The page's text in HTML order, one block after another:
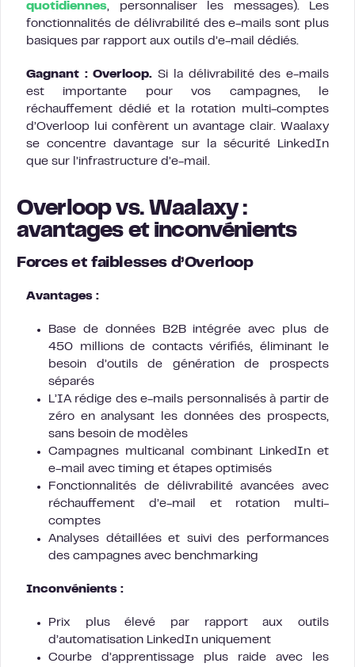
quotidiennes, personnaliser les messages). Les
fonctionnalités de délivrabilité des e-mails sont plus
basiques par rapport aux outils d’e-mail dédiés.
Gagnant : Overloop. Si la délivrabilité des e-mails
est importante pour vos campagnes, le
réchauffement dédié et la rotation multi-comptes
d’Overloop lui confèrent un avantage clair. Waalaxy
se concentre davantage sur la sécurité LinkedIn
que sur l’infrastructure d’e-mail.
Overloop vs. Waalaxy :
avantages et inconvénients
Forces et faiblesses d’Overloop
Avantages :
Base de données B2B intégrée avec plus de
450 millions de contacts vérifiés, éliminant le
besoin d’outils de génération de prospects
séparés
L’IA rédige des e-mails personnalisés à partir de
zéro en analysant les données des prospects,
sans besoin de modèles
Campagnes multicanal combinant LinkedIn et
e-mail avec timing et étapes optimisés
Fonctionnalités de délivrabilité avancées avec
réchauffement d’e-mail et rotation multi-
comptes
Analyses détaillées et suivi des performances
des campagnes avec benchmarking
Inconvénients :
Prix plus élevé par rapport aux outils
d’automatisation LinkedIn uniquement
Courbe d’apprentissage plus raide avec les